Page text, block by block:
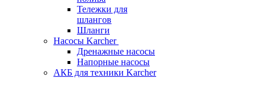
Тележки для
шлангов
Шланги
Насосы Karcher
Дренажные насосы
Напорные насосы
АКБ для техники Karcher